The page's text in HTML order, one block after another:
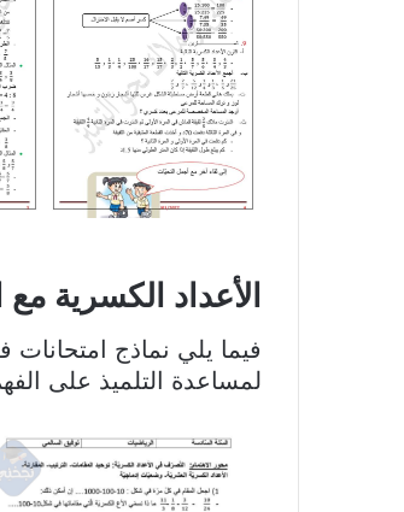
الأعداد الكسرية
فيما يلي نماذج امتحانات
لمساعدة التلميذ على